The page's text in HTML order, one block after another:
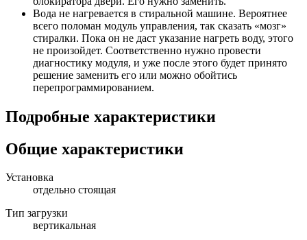
Вода не нагревается в стиральной машине. Вероятнее
всего поломан модуль управления, так сказать «мозг»
стиралки. Пока он не даст указание нагреть воду, этого
не произойдет. Соответственно нужно провести
диагностику модуля, и уже после этого будет принято
решение заменить его или можно обойтись
перепрограммированием.
Подробные характеристики
Общие характеристики
Установка
отдельно стоящая
Тип загрузки
вертикальная